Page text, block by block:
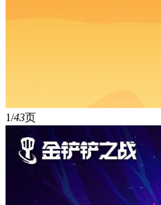
1/43页